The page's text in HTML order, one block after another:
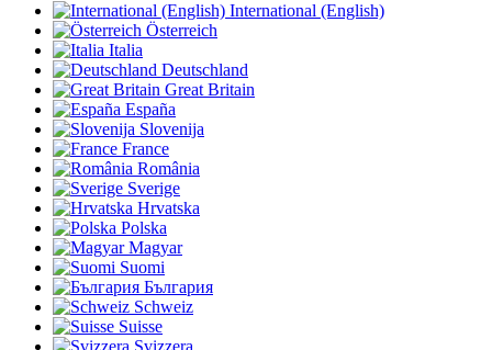
International (English)
Österreich
Italia
Deutschland
Great Britain
España
Slovenija
France
România
Sverige
Hrvatska
Polska
Magyar
Suomi
България
Schweiz
Suisse